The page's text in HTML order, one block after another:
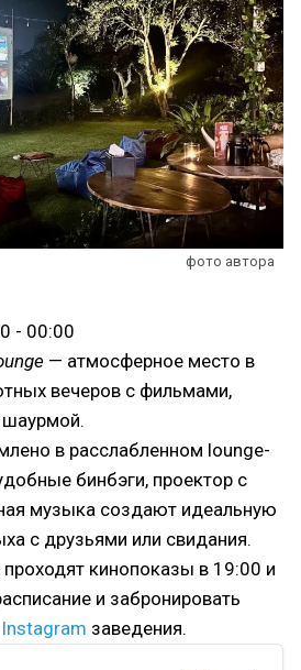
фото автора
- 00:00
— атмосферное место в
вечеров с фильмами,
шаурмой.
в расслабленном lounge-
бинбэги, проектор с
музыка создают идеальную
с друзьями или свидания.
кинопоказы в 19:00 и
и забронировать
Instagram заведения.